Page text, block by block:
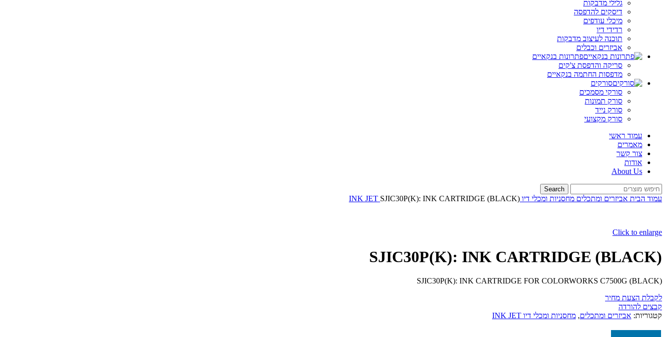
גלילי מדבקות
דיסקים להדפסה
מיכלי עודפים
רדידי דיו
תוכנה לעיצוב מדבקות
אביזרים וכבלים
פתרונות בנקאיים
סריקה והדפסת צ'קים
מדפסות החתמה בנקאיים
סורקים
סורקי מסמכים
סורק תמונות
סורק נייד
סורק מקצועי
עמוד ראשי
מאמרים
צור קשר
אודות
About Us
Search
עמוד הבית אביזרים ומתכלים מחסניות ומכלי דיו INK JET SJIC30P(K): INK CARTRIDGE (BLACK)
Click to enlarge
SJIC30P(K): INK CARTRIDGE (BLACK)
SJIC30P(K): INK CARTRIDGE FOR COLORWORKS C7500G (BLACK)
לקבלת הצעת מחיר
קבצים להורדה
קטגוריות: אביזרים ומתכלים, מחסניות ומכלי דיו INK JET